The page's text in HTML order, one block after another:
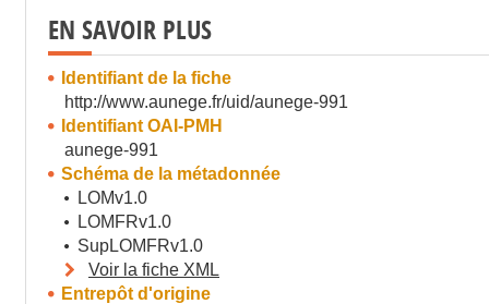
EN SAVOIR PLUS
Identifiant de la fiche
http://www.aunege.fr/uid/aunege-991
Identifiant OAI-PMH
aunege-991
Schéma de la métadonnée
LOMv1.0
LOMFRv1.0
SupLOMFRv1.0
Voir la fiche XML
Entrepôt d'origine